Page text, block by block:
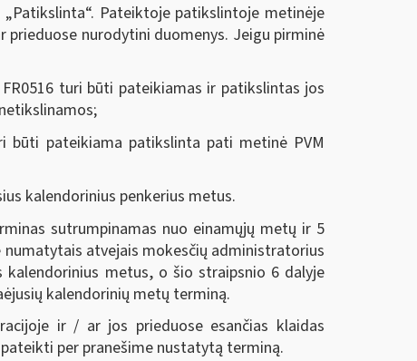
Pateiktoje patikslintoje metinėje
nurodytini duomenys. Jeigu pirminė
turi būti pateikiamas ir patikslintas jos
būti pateikiama patikslinta pati metinė PVM
kalendorinius penkerius metus.
sutrumpinamas nuo einamųjų metų ir 5
atvejais mokesčių administratorius
metus, o šio straipsnio 6 dalyje
kalendorinių metų terminą.
ir / ar jos prieduose esančias klaidas
per pranešime nustatytą terminą.